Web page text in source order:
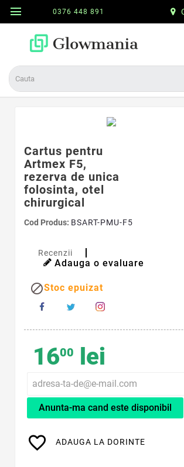
menu 0376 448 891
Cartus pentru
Artmex F5,
rezerva de unica
folosinta, otel
chirurgical
Cod Produs: BSART-PMU-F5
Recenzii
Adauga o evaluare
Stoc epuizat
1600 lei
Anunta-ma cand este disponibil
favorite_border ADAUGA LA DORINTE